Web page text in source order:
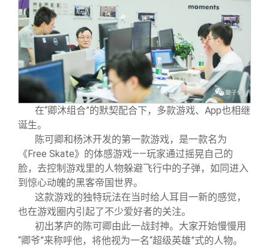
在“卿沐组合”的默契配合下，多款游戏、App也相继
诞生。
陈可卿和杨沐开发的第一款游戏，是一款名为
《Free Skate》的体感游戏——玩家通过摇晃自己的
脸，去控制游戏里的人物躲避飞行中的子弹，如同进入
到惊心动魄的黑客帝国世界。
这款游戏的独特玩法在当时给人耳目一新的感觉，
也在游戏圈内引起了不少爱好者的关注。
初出茅庐的陈可卿由此一战封神。大家开始慢慢用
“卿爷”来称呼他，将他视为一名“超级英雄”式的人物。